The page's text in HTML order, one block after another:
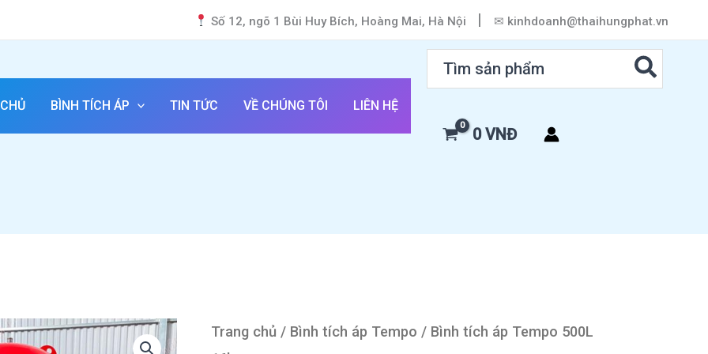
Số 12, ngõ 1 Bùi Huy Bích, Hoàng Mai, Hà Nội | ✉ kinhdoanh@thaihungphat.vn
BÌNH TÍCH ÁP TIN TỨC VỀ CHÚNG TÔI LIÊN HỆ
Search
for:
0VNĐ
Trang chủ / Bình tích áp Tempo / Bình tích áp Tempo 500L